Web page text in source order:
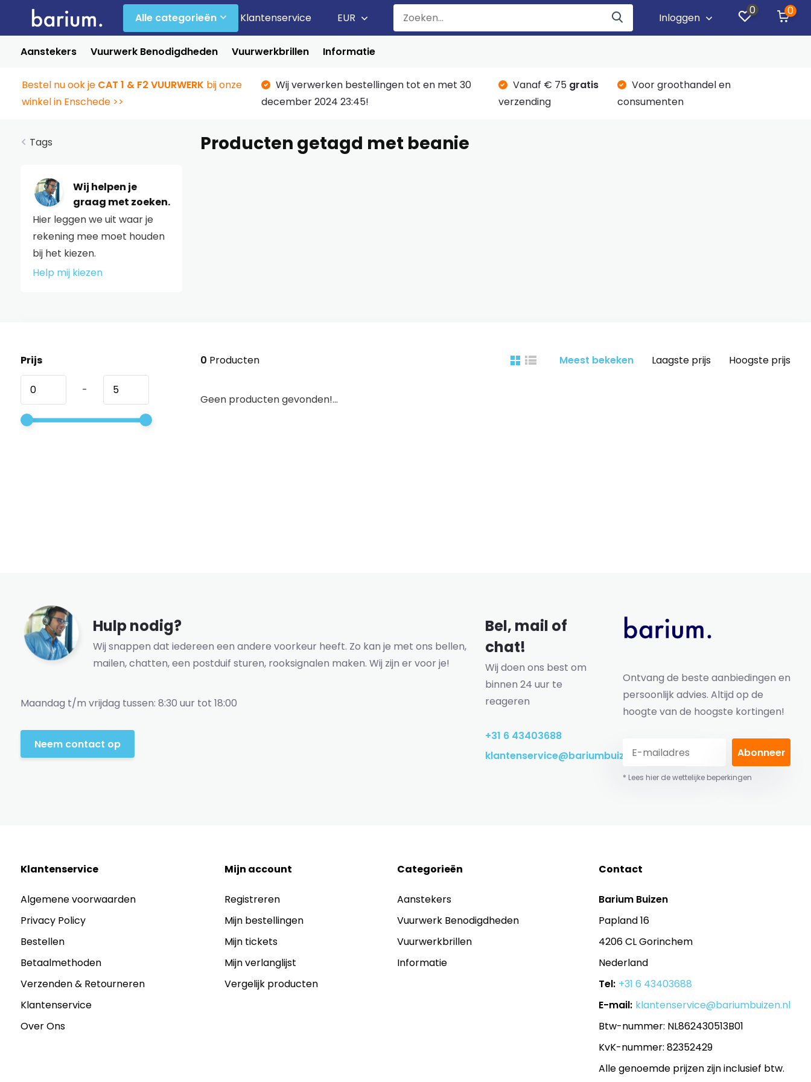
Alle categorieën Klantenservice EUR Inloggen
0 0
Aanstekers Vuurwerk Benodigdheden Vuurwerkbrillen Informatie
Bestel nu ook je CAT 1 & F2 VUURWERK bij onze
winkel in Enschede >>
Wij verwerken bestellingen tot en met 30
december 2024 23:45!
Vanaf € 75 gratis
verzending
Voor groothandel en
consumenten
Tags
Wij helpen je
graag met zoeken.
Hier leggen we uit waar je
rekening mee moet houden
bij het kiezen.
Help mij kiezen
Producten getagd met beanie
Prijs
-
0 Producten Meest bekeken Laagste prijs Hoogste prijs
Geen producten gevonden!...
Hulp nodig?
Wij snappen dat iedereen een andere voorkeur heeft. Zo kan je met ons bellen,
mailen, chatten, een postduif sturen, rooksignalen maken. Wij zijn er voor je!
Maandag t/m vrijdag tussen: 8:30 uur tot 18:00
Neem contact op
Bel, mail of
chat!
Wij doen ons best om
binnen 24 uur te
reageren
+31 6 43403688
klantenservice@bariumbuizen.nl
Ontvang de beste aanbiedingen en
persoonlijk advies. Altijd op de
hoogte van de hoogste kortingen!
Abonneer
* Lees hier de wettelijke beperkingen
Klantenservice
Algemene voorwaarden
Privacy Policy
Bestellen
Betaalmethoden
Verzenden & Retourneren
Klantenservice
Over Ons
Mijn account
Registreren
Mijn bestellingen
Mijn tickets
Mijn verlanglijst
Vergelijk producten
Categorieën
Aanstekers
Vuurwerk Benodigdheden
Vuurwerkbrillen
Informatie
Contact
Barium Buizen
Papland 16
4206 CL Gorinchem
Nederland
Tel: +31 6 43403688
E-mail: klantenservice@bariumbuizen.nl
Btw-nummer: NL862430513B01
KvK-nummer: 82352429
Alle genoemde prijzen zijn inclusief btw.